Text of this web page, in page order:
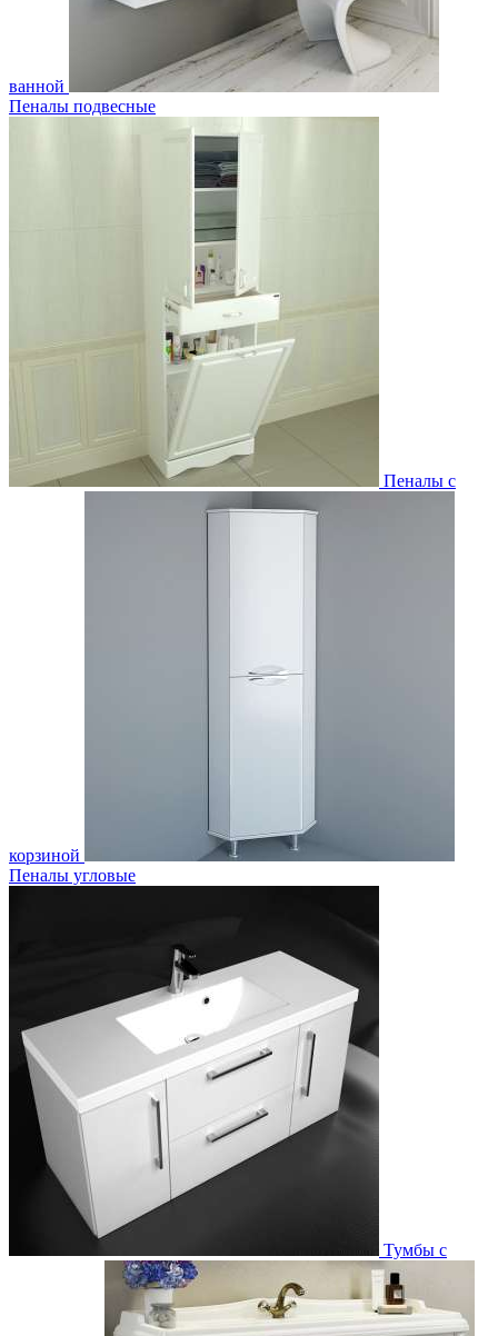
ванной
Пеналы подвесные
Пеналы с
корзиной
Пеналы угловые
Тумбы с